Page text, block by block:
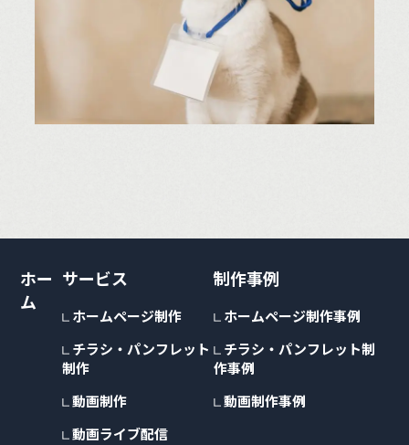
ホー
ム
サービス
ホームページ制作
チラシ・パンフレット
制作
動画制作
動画ライブ配信
制作事例
ホームページ制作事例
チラシ・パンフレット制
作事例
動画制作事例